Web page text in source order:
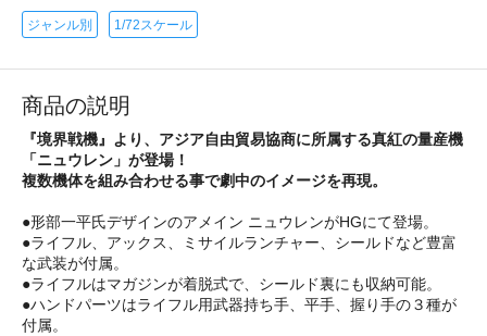
ジャンル別 1/72スケール
商品の説明
『境界戦機』より、アジア自由貿易協商に所属する真紅の量産機
「ニュウレン」が登場！
複数機体を組み合わせる事で劇中のイメージを再現。
●形部一平氏デザインのアメイン ニュウレンがHGにて登場。
●ライフル、アックス、ミサイルランチャー、シールドなど豊富
な武装が付属。
●ライフルはマガジンが着脱式で、シールド裏にも収納可能。
●ハンドパーツはライフル用武器持ち手、平手、握り手の３種が
付属。